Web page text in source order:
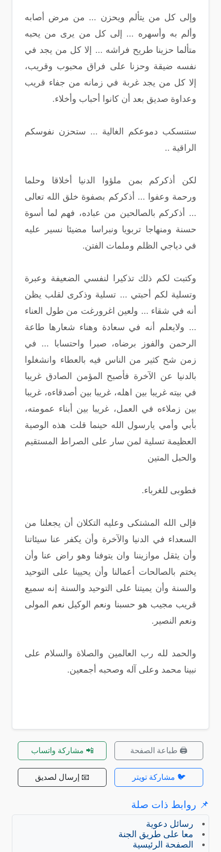
وإلى كل من يتألم ويحزن ... من مرض أصابه
وألم به وأسهره ... إلى كل من يرى من يحبه
متألما حزينا طريح فراشه ... إلا كل من يجد في
نفسه ضيقة وحزنا على فراق محبوب وقريب،
إلا كل من يجد غربة في زمانه من جفاء قريب
وعداوة صديق بعد أن كانوا أحباب وأخلاء.
ستنسكب دموعكم الغالية ... ستحزن نفوسكم
الراقية ..
لكن أذكركم بمن ملؤوا الدنيا أخلاقا وحلما
ورحمة وعفوا ... أذكركم بصفوة خلق الله تعالى
... أذكركم بالصالحين من عباده، فهم لما أسوة
حسنة ومنهاجا تربويا ونبراسا مضيئا نسير عليه
في دياجي الظلم وملمات الفتن.
وكتبت لكم ذلك تذكيرا لنفسي الضعيفة وعبرة
وتسلية لكم أحبتي ... تسلية وذكرى لقلب يظن
أنه في شقاء ... ولعين اغرورغت من طول العناء
... ولايعلم أنه في سعادة وهناء شعارها طاعة
الرحمن والفوز برضاه، صبرا واحتسابا ... في
زمن شح كثير من الناس فيه بالعطاء وانشغلوا
بالدنيا عن الآخرة فأصبح المؤمن الصادق غريبا
في بيته غريبا بين اهله، غريبا بين أصدقاءه، غريبا
بين زملاءه في العمل، غريبا بين أبناء عمومته،
بأبي وأمي يارسول الله حينما قلت هذه الوصية
العظيمة تسلية لمن سار على الصراط المستقيم
والحبل المتين
فطوبى للغرباء.
فإلى الله المشتكى وعليه التكلان أن يجعلنا من
السعداء في الدنيا والآخرة وأن يكفر عنا سيئاتنا
وأن يثقل موازيننا وان يتوفنا وهو راض عنا وأن
يختم بالصالحات أعمالنا وأن يحيينا على التوحيد
والسنة وأن يميتنا على التوحيد والسنة إنه سميع
قريب مجيب هو حسبنا ونعم الوكيل نعم المولى
ونعم النصير.
والحمد لله رب العالمين والصلاة والسلام على
نبينا محمد وعلى آله وصحبه أجمعين.
🖨️ طباعة الصفحة 📲 مشاركة واتساب
🐦 مشاركة تويتر 📧 إرسال لصديق
📌 روابط ذات صلة
رسائل دعوية
معا على طريق الجنة
الصفحة الرئيسية